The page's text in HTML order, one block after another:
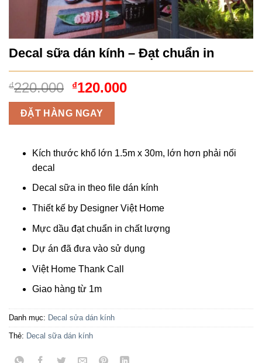
Decal sữa dán kính – Đạt chuẩn in
₫220.000 Giá
gốc
là:
₫220.000.
₫120.000Giá
ĐẶT HÀNG NGAY
Kích thước khổ lớn 1.5m x 30m, lớn hơn phải nối
decal
Decal sữa in theo file dán kính
Thiết kế by Designer Việt Home
Mực dầu đạt chuẩn in chất lượng
Dự án đã đưa vào sử dụng
Việt Home Thank Call
Giao hàng từ 1m
Danh mục: Decal sửa dán kính
Thẻ: Decal sữa dán kính